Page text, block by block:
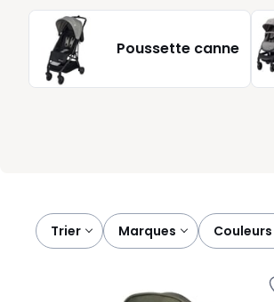
Poussette canne
Trier
marques couleurs